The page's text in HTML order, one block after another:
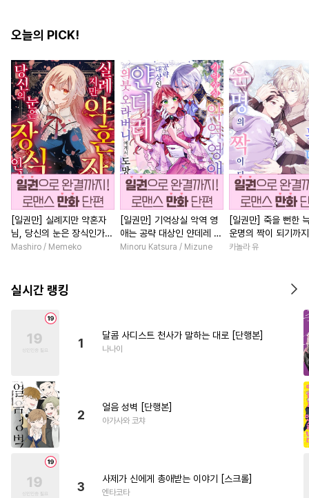
오늘의 PICK!
[일권만] 실례지만 약혼자
님, 당신의 눈은 장식인가
요? [단행본]
Mashiro / Memeko
[일권만] 기억상실 악역 영
애는 공략 대상인 얀데레 의
붓 오라버니에게서 도망칠
Minoru Katsura / Mizune
[일권만] 죽을 뻔한
운명의 짝이 되기까
본]
카놀라 유
실시간 랭킹
1
달콤 사디스트 천사가 말하는 대로 [단행본]
나나이
2
얼음 성벽 [단행본]
아가사와 코챠
3
사제가 신에게 총애받는 이야기 [스크롤]
엔타코타